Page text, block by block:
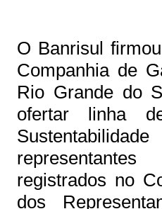
O Banrisul
Companhia de
Rio Grande do
ofertar linha
registrados no
dos